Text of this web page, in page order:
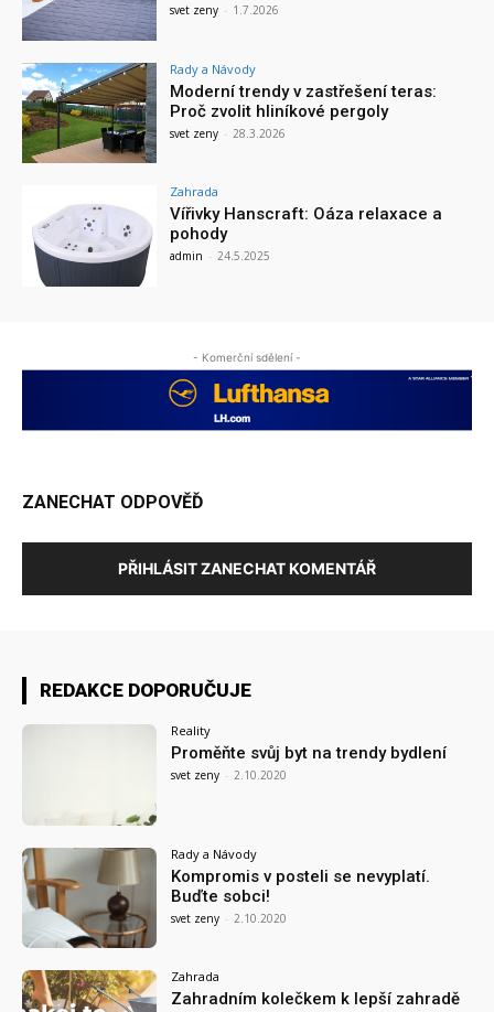
svet zeny - 1.7.2026
Rady a Návody
Moderní trendy v zastřešení teras:
Proč zvolit hliníkové pergoly
svet zeny - 28.3.2026
Zahrada
Vířivky Hanscraft: Oáza relaxace a
pohody
admin - 24.5.2025
- Komerční sdělení -
ZANECHAT ODPOVĚĎ
PŘIHLÁSIT ZANECHAT KOMENTÁŘ
REDAKCE DOPORUČUJE
Reality
Proměňte svůj byt na trendy bydlení
svet zeny - 2.10.2020
Rady a Návody
Kompromis v posteli se nevyplatí.
Buďte sobci!
svet zeny - 2.10.2020
Zahrada
Zahradním kolečkem k lepší zahradě